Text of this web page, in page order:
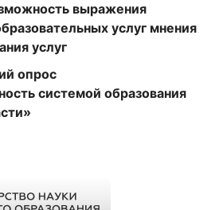
выражения
услуг мнения
услуг
опрос
системой образования